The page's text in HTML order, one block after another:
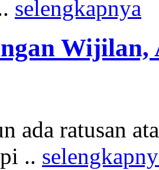
selengkapnya
Wijilan,
ada ratusan
..